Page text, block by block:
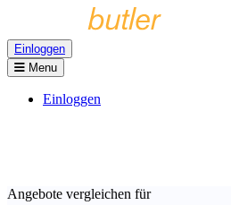
Einloggen
Menu
Einloggen
Angebote vergleichen für